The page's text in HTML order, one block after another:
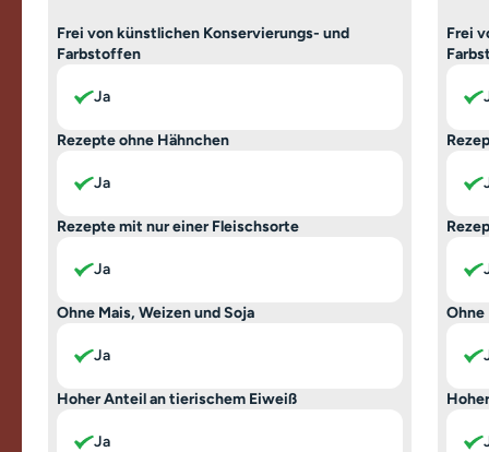
Frei von künstlichen Konservierungs- und
Farbstoffen
Ja
Rezepte ohne Hähnchen
Ja
Rezepte mit nur einer Fleischsorte
Ja
Ohne Mais, Weizen und Soja
Ja
Hoher Anteil an tierischem Eiweiß
Ja
Frei
Ohne